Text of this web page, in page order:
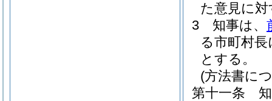
た意見に
3
知事は、
る市町村
とする。
(方法書に
第十一条